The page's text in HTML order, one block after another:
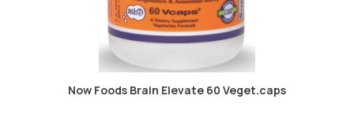
Now Foods Brain Elevate 60 Veget.caps